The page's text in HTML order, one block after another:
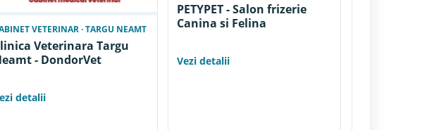
VETERINAR · TARGU NEAMT
Veterinara Targu
- DondorVet
detalii
PETYPET - Salon frizerie
Canina si Felina
Vezi detalii